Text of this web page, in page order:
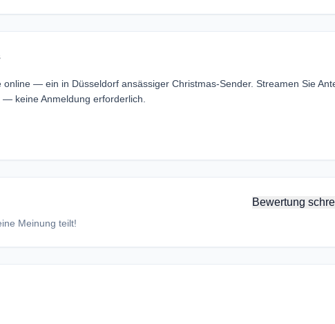
— ein in Düsseldorf ansässiger Christmas-Sender. Streamen Sie
keine Anmeldung erforderlich.
Bewertung
Meinung teilt!